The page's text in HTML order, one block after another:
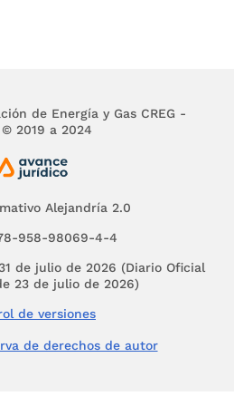
condena en costas.
la sentencia, liquídense
realizados y si hubiera
Además, archívese el expediente.
resolvió la demanda cuyas (i)
20012 la sociedad Inversiones
apoderado judicial3, presentó
Alejandría 2.0
958-98069-4-4
de julio de 2026 (Diario Oficial
23 de julio de 2026)
de versiones
de derechos de autor
de Energía y Gas CREG -
© 2019 a 2024